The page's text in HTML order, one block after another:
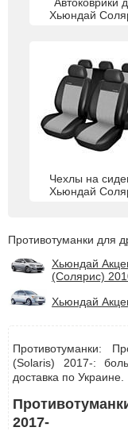
Хьюндай
Чехлы на
Хьюндай
Противотуманки для
Хьюндай
(Солярис)
Хьюндай
Противотуманки:
(Solaris) 2017-:
доставка по Украине.
2017-